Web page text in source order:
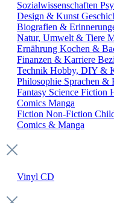
Sozialwissenschaften
Design & Kunst
Biografien &
Natur, Umwelt & Tiere
Ernährung Kochen &
Finanzen & Karriere
Technik Hobby, DIY &
Philosophie Sprachen &
Fantasy Science Fiction
Comics Manga
Fiction Non-Fiction
Comics & Manga
Vinyl CD